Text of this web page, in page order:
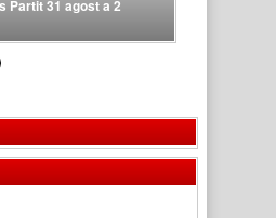
Partit 31 agost a 2